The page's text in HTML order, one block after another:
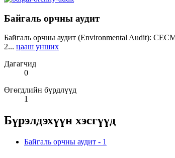
Байгаль орчны аудит
Байгаль орчны аудит (Environmental Audit):
2... цааш унших
Дагагчид
0
Өгөгдлийн бүрдлүүд
1
Бүрэлдэхүүн хэсгүүд
Байгаль орчны аудит - 1